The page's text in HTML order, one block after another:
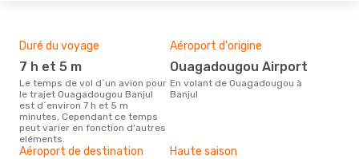
Duré du voyage
7 h et 5 m
Le temps de vol d´un avion pour
le trajet Ouagadougou Banjul
est d´environ 7 h et 5 m
minutes, Cependant ce temps
peut varier en fonction d'autres
eléments.
Aéroport d'origine
Ouagadougou Airport
En volant de Ouagadougou à
Banjul
Aéroport de destination Haute saison